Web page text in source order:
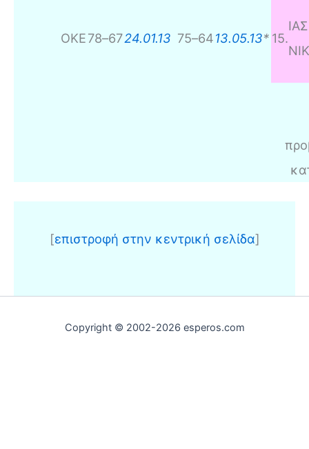
ΟΚΕ78–6724.01.13 75–6413.05.13* 15.
[επιστροφή στην κεντρική σελίδα]
Copyright © 2002-2026 esperos.com